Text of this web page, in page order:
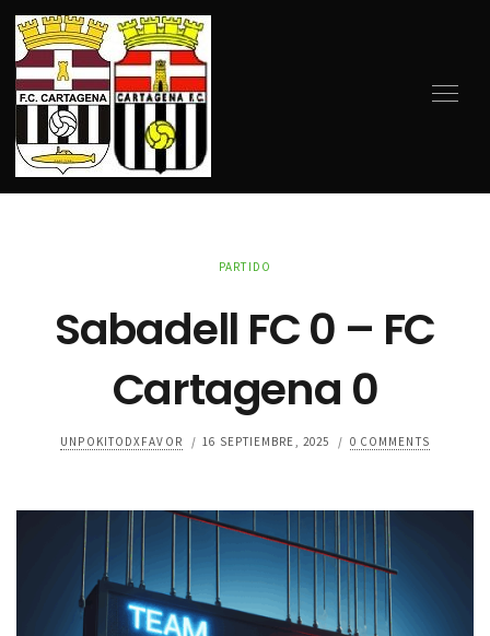
PARTIDO
Sabadell FC 0 – FC
Cartagena 0
UNPOKITODXFAVOR / 16 SEPTIEMBRE, 2025 / 0 COMMENTS